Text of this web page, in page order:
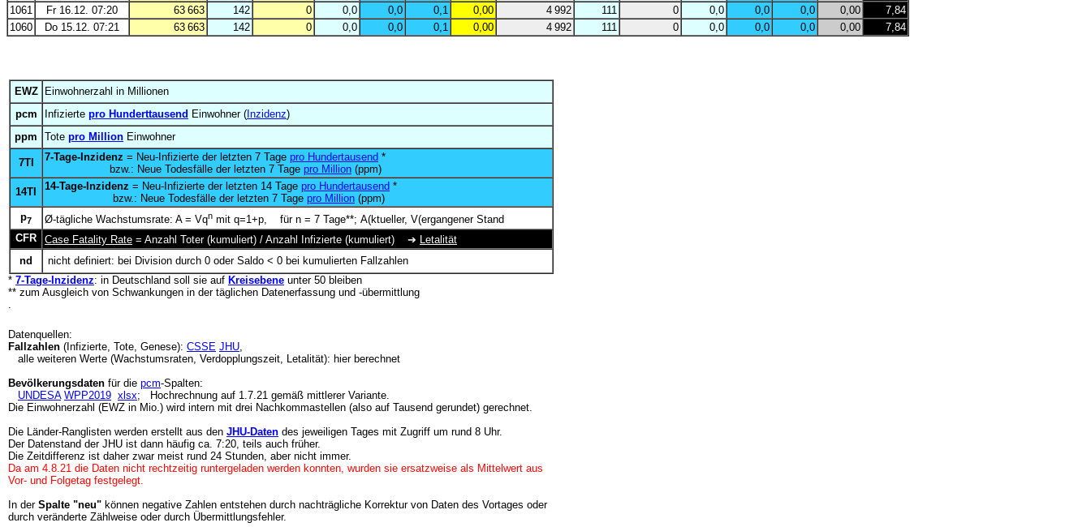
1061
Fr 16.12. 07:20 63 663 142 0 0,0 0,0 0,1 0,00 4 992 111 0 0,0 0,0 0,0 0,00
7,84
1060
Do 15.12. 07:21 63 663 142 0 0,0 0,0 0,1 0,00 4 992 111 0 0,0 0,0 0,0 0,00 7,84
EWZ
Einwohnerzahl in Millionen
pcm
Infizierte pro Hunderttausend Einwohner ( Inzidenz)
ppm
Tote pro Million Einwohner
7TI 7-Tage-Inzidenz = Neu-Infizierte der letzten 7 Tage pro Hundertausend *
bzw.: Neue Todesfälle der letzten 7 Tage pro Million (ppm)
14TI
14-Tage-Inzidenz = Neu-Infizierte der letzten 14 Tage pro Hundertausend *
bzw.: Neue Todesfälle der letzten 7 Tage pro Million (ppm)
p7 Ø-tägliche Wachstumsrate: A = Vqn mit q=1+p, für n = 7 Tage**; A(ktueller, V(ergangener Stand
CFR
Case Fatality Rate = Anzahl Toter (kumuliert) / Anzahl Infizierte (kumuliert) ➔ Letalität
nd
nicht definiert: bei Division durch 0 oder Saldo < 0 bei kumulierten Fallzahlen
* 7-Tage-Inzidenz: in Deutschland soll sie auf Kreisebene unter 50 bleiben
** zum Ausgleich von Schwankungen in der täglichen Datenerfassung und -übermittlung
.
Datenquellen:
Fallzahlen (Infizierte, Tote, Genese): CSSE JHU,
alle weiteren Werte (Wachstumsraten, Verdopplungszeit, Letalität): hier berechnet
Bevölkerungsdaten für die pcm-Spalten:
UNDESA WPP2019 xlsx; Hochrechnung auf 1.7.21 gemäß mittlerer Variante.
Die Einwohnerzahl (EWZ in Mio.) wird intern mit drei Nachkommastellen (also auf Tausend gerundet) gerechnet.
Die Länder-Ranglisten werden erstellt aus den JHU-Daten des jeweiligen Tages mit Zugriff um rund 8 Uhr.
Der Datenstand der JHU ist dann häufig ca. 7:20, teils auch früher.
Die Zeitdifferenz ist daher zwar meist rund 24 Stunden, aber nicht immer.
Da am 4.8.21 die Daten nicht rechtzeitig runtergeladen werden konnten, wurden sie ersatzweise als Mittelwert aus
Vor- und Folgetag festgelegt.
In der Spalte "neu" können negative Zahlen entstehen durch nachträgliche Korrektur von Daten des Vortages oder
durch veränderte Zählweise oder durch Übermittlungsfehler.